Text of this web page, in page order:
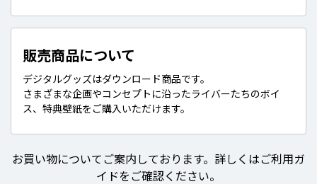
販売商品について
デジタルグッズはダウンロード商品です。
さまざまな企画やコンセプトに沿ったライバーたちのボイ
ス、特典壁紙をご購入いただけます。
お買い物についてご案内しております。詳しくはご利用ガ
イドをご確認ください。